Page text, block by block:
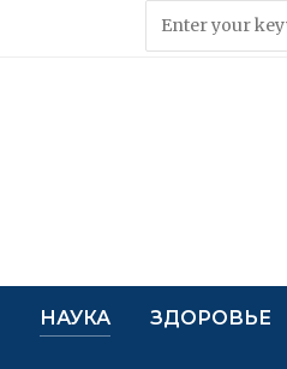
НАУКА ЗДОРОВЬЕ